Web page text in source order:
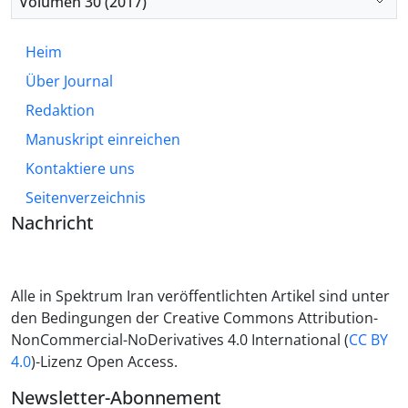
empfohlen, dass politische Entscheidungsträger
und Bildungseinrichtungen Maßnahmen zur
GAI-Unternehmen Formen der Selbstregulierung
einführen, um Nutzer zu schützen.
Heim
Über Journal
Redaktion
Manuskript einreichen
Kontaktiere uns
Seitenverzeichnis
Nachricht
Alle in Spektrum Iran veröffentlichten Artikel sind unter
den Bedingungen der Creative Commons Attribution-
NonCommercial-NoDerivatives 4.0 International (CC BY
4.0)-Lizenz Open Access.
Newsletter-Abonnement